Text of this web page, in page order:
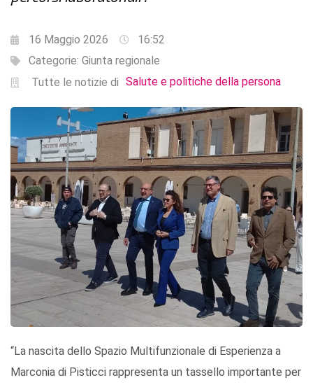
16 Maggio 2026
16:52
Categorie: Giunta regionale
Tutte le notizie di Salute e politiche della persona
“La nascita dello Spazio Multifunzionale di Esperienza a
Marconia di Pisticci rappresenta un tassello importante per